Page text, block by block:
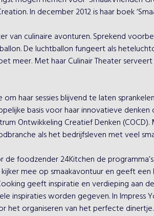
In december 2012 is haar boek
van culinaire avonturen. Sprekend
De luchtballon fungeert als
meer. Met haar Culinair Theater
haar sessies blijvend te laten
basis voor haar innovatieve
Ontwikkeling Creatief Denken
als het bedrijfsleven met veel
foodzender 24Kitchen de
mee op smaakavontuur en geeft
geeft inspiratie en verdieping aan
inspiraties worden gegeven. In Impress
het organiseren van het perfecte dinertje.